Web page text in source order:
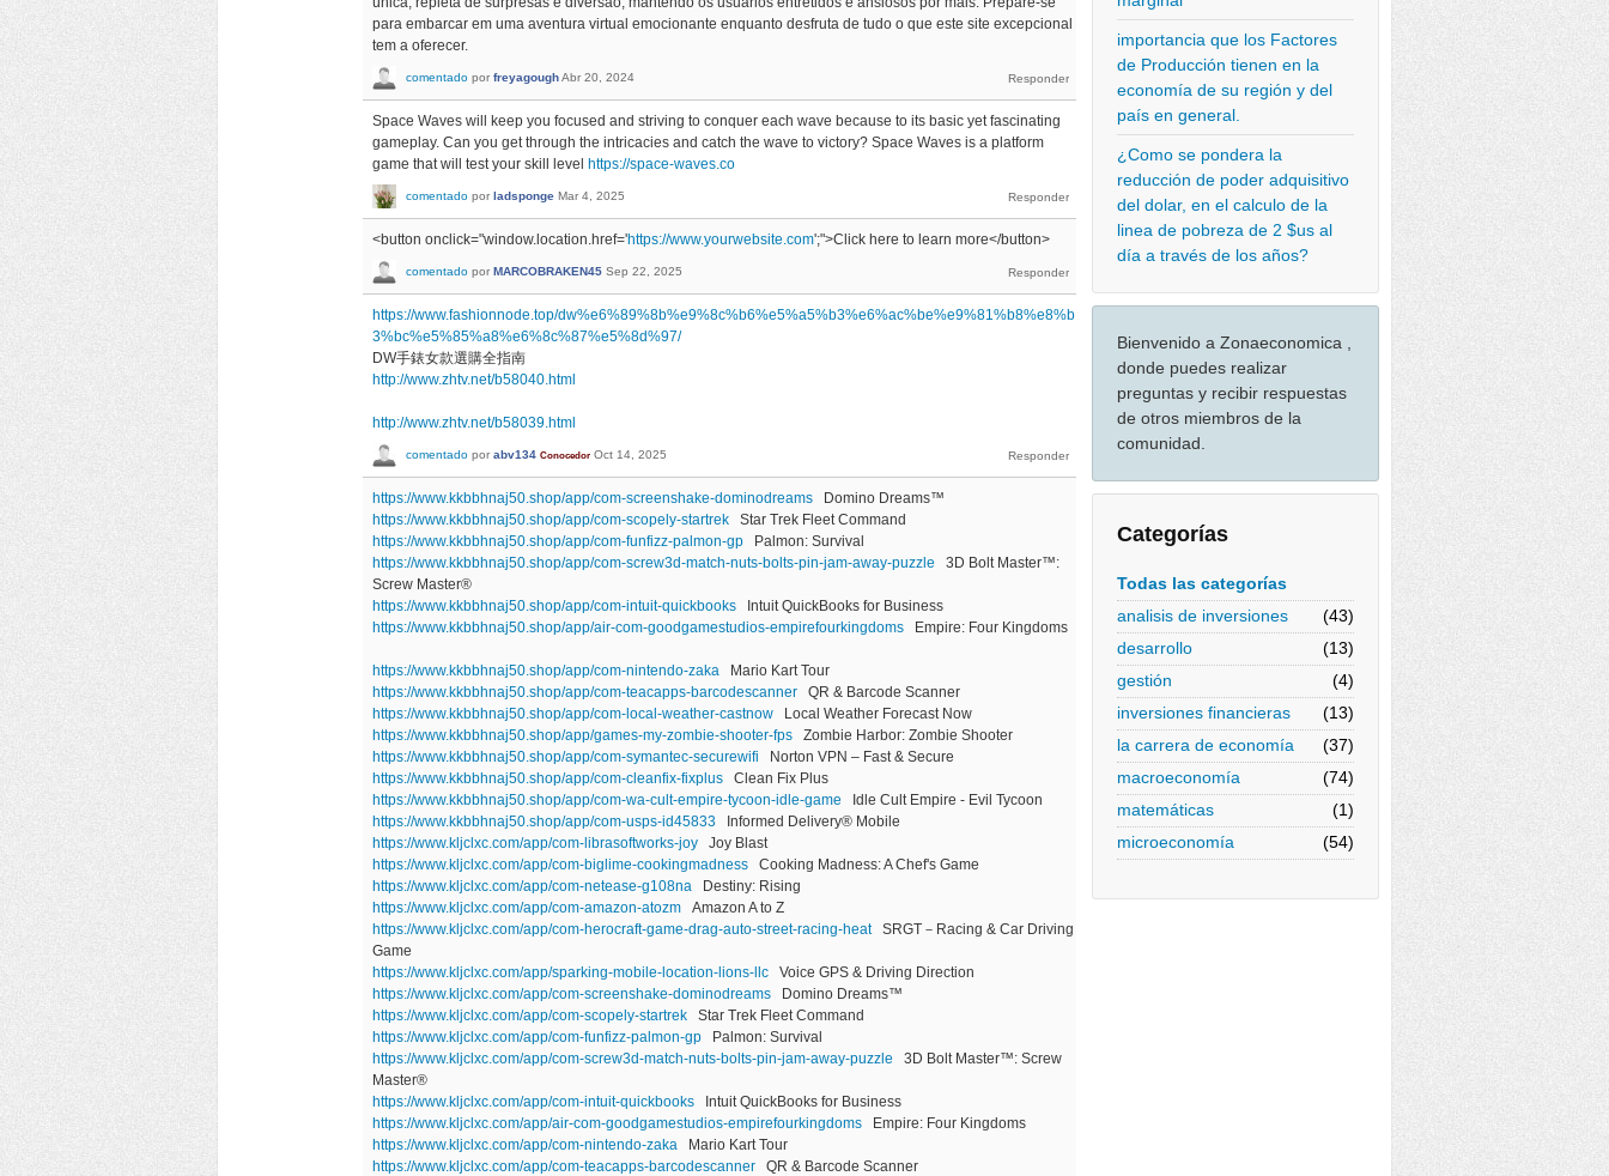
importancia que los Factores
de Producción tienen en la
economía de su región y del
país en general.
¿Como se pondera la
reducción de poder adquisitivo
del dolar, en el calculo de la
linea de pobreza de 2 $us al
día a través de los años?
Bienvenido a Zonaeconomica ,
donde puedes realizar
preguntas y recibir respuestas
de otros miembros de la
comunidad.
Categorías
Todas las categorías
analisis de inversiones
(43)
desarrollo
(13)
gestión
(4)
inversiones financieras
(13)
la carrera de economía
(37)
macroeconomía
(74)
matemáticas
(1)
microeconomía
(54)
para embarcar em uma aventura virtual emocionante enquanto desfruta de tudo o que este site excepcional
tem a oferecer.
comentado por freyagoughAbr 20, 2024
Space Waves will keep you focused and striving to conquer each wave because to its basic yet fascinating
gameplay. Can you get through the intricacies and catch the wave to victory? Space Waves is a platform
game that will test your skill level https://space-waves.co
comentado por ladsponge Mar 4, 2025
<button onclick="window.location.href='https://www.yourwebsite.com';">Click here to learn more</button>
comentado por MARCOBRAKEN45 Sep 22, 2025
https://www.fashionnode.top/dw%e6%89%8b%e9%8c%b6%e5%a5%b3%e6%ac%be%e9%81%b8%e8%b
3%bc%e5%85%a8%e6%8c%87%e5%8d%97/
DW手錶女款選購全指南
http://www.zhtv.net/b58040.html
http://www.zhtv.net/b58039.html
comentado por abv134 Conocedor Oct 14, 2025
https://www.kkbbhnaj50.shop/app/com-screenshake-dominodreams Domino Dreams™
https://www.kkbbhnaj50.shop/app/com-scopely-startrek Star Trek Fleet Command
https://www.kkbbhnaj50.shop/app/com-funfizz-palmon-gp Palmon: Survival
https://www.kkbbhnaj50.shop/app/com-screw3d-match-nuts-bolts-pin-jam-away-puzzle 3D Bolt Master™:
Screw Master®
https://www.kkbbhnaj50.shop/app/com-intuit-quickbooks Intuit QuickBooks for Business
https://www.kkbbhnaj50.shop/app/air-com-goodgamestudios-empirefourkingdoms Empire: Four Kingdoms
https://www.kkbbhnaj50.shop/app/com-nintendo-zaka Mario Kart Tour
https://www.kkbbhnaj50.shop/app/com-teacapps-barcodescanner QR & Barcode Scanner
https://www.kkbbhnaj50.shop/app/com-local-weather-castnow Local Weather Forecast Now
https://www.kkbbhnaj50.shop/app/games-my-zombie-shooter-fps Zombie Harbor: Zombie Shooter
https://www.kkbbhnaj50.shop/app/com-symantec-securewifi Norton VPN – Fast & Secure
https://www.kkbbhnaj50.shop/app/com-cleanfix-fixplus Clean Fix Plus
https://www.kkbbhnaj50.shop/app/com-wa-cult-empire-tycoon-idle-game Idle Cult Empire - Evil Tycoon
https://www.kkbbhnaj50.shop/app/com-usps-id45833 Informed Delivery® Mobile
https://www.kljclxc.com/app/com-librasoftworks-joy Joy Blast
https://www.kljclxc.com/app/com-biglime-cookingmadness Cooking Madness: A Chef's Game
https://www.kljclxc.com/app/com-netease-g108na Destiny: Rising
https://www.kljclxc.com/app/com-amazon-atozm Amazon A to Z
https://www.kljclxc.com/app/com-herocraft-game-drag-auto-street-racing-heatSRGT－Racing & Car Driving
Game
https://www.kljclxc.com/app/sparking-mobile-location-lions-llc Voice GPS & Driving Direction
https://www.kljclxc.com/app/com-screenshake-dominodreams Domino Dreams™
https://www.kljclxc.com/app/com-scopely-startrek Star Trek Fleet Command
https://www.kljclxc.com/app/com-funfizz-palmon-gp Palmon: Survival
https://www.kljclxc.com/app/com-screw3d-match-nuts-bolts-pin-jam-away-puzzle 3D Bolt Master™: Screw
Master®
https://www.kljclxc.com/app/com-intuit-quickbooks Intuit QuickBooks for Business
https://www.kljclxc.com/app/air-com-goodgamestudios-empirefourkingdoms Empire: Four Kingdoms
https://www.kljclxc.com/app/com-nintendo-zaka Mario Kart Tour
https://www.kljclxc.com/app/com-teacapps-barcodescanner QR & Barcode Scanner